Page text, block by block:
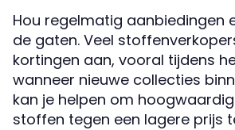
Hou regelmatig aanbiedingen
de gaten. Veel
kortingen aan, vooral tijdens
wanneer nieuwe collecties
kan je helpen om
stoffen tegen een lagere prijs